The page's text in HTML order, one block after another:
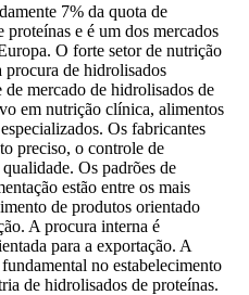
7% da quota de
e é um dos mercados
O forte setor de nutrição
de hidrolisados
mercado de hidrolisados ​​de
em nutrição clínica, alimentos
Os fabricantes
preciso, o controle de
Os padrões de
estão entre os mais
de produtos orientado
A procura interna é
para a exportação. A
no estabelecimento
de hidrolisados ​​de proteínas.